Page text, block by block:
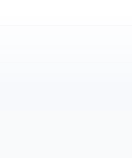
وكذلك نادي هليوبوليس
مناطق سكنية متعددة،